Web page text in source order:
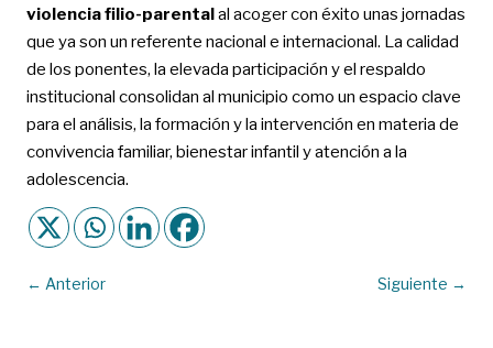
violencia filio-parentalal acoger con éxito unas jornadas
que ya son un referente nacional e internacional. La calidad
de los ponentes, la elevada participación y el respaldo
institucional consolidan al municipio como un espacio clave
para el análisis, la formación y la intervención en materia de
convivencia familiar, bienestar infantil y atención a la
adolescencia.
← Anterior Siguiente →